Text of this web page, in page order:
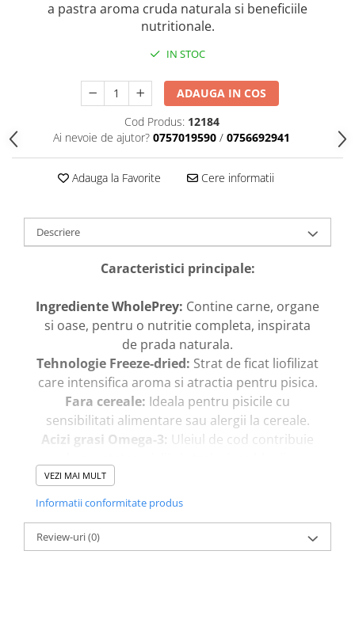
Saltele cu efect de racire
a pastra aroma cruda naturala si beneficiile
nutritionale.
IN STOC
ADAUGA IN COS
Cod Produs: 12184
Ai nevoie de ajutor? 0757019590 / 0756692941
Adauga la Favorite Cere informatii
Descriere
Caracteristici principale:
Ingrediente WholePrey: Contine carne, organe
si oase, pentru o nutritie completa, inspirata
de prada naturala.
Tehnologie Freeze-dried: Strat de ficat liofilizat
care intensifica aroma si atractia pentru pisica.
Fara cereale: Ideala pentru pisicile cu
sensibilitati alimentare sau alergii la cereale.
Acizi grasi Omega-3: Uleiul de cod contribuie
Prebiotice naturale:
fibrele din fructe si legume sprijina digestia.
miel, caprioara si peste, oferind diversitate
nutritiva.
VEZI MAI MULT
Informatii conformitate produs
Review-uri(0)